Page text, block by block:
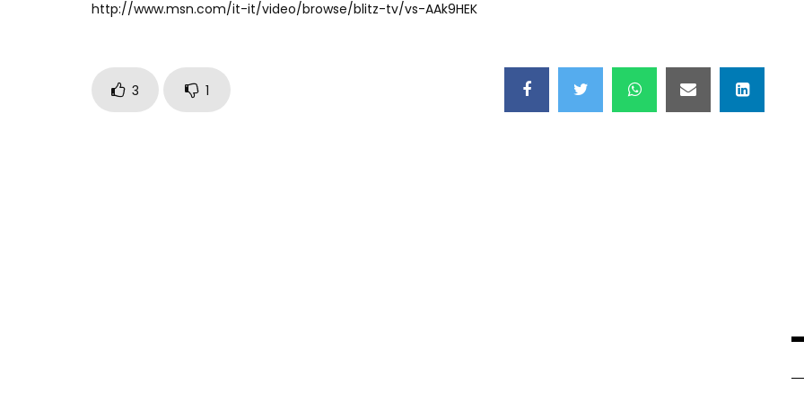
http://www.msn.com/it-it/video/browse/blitz-tv/vs-AAk9HEK
3 1